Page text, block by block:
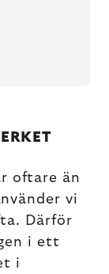
oftare än
vi
Därför
i ett
i